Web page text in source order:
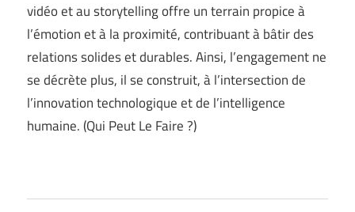
vidéo et au storytelling offre un terrain propice à
l’émotion et à la proximité, contribuant à bâtir des
relations solides et durables. Ainsi, l’engagement ne
se décrète plus, il se construit, à l’intersection de
l’innovation technologique et de l’intelligence
humaine. (Qui Peut Le Faire ?)